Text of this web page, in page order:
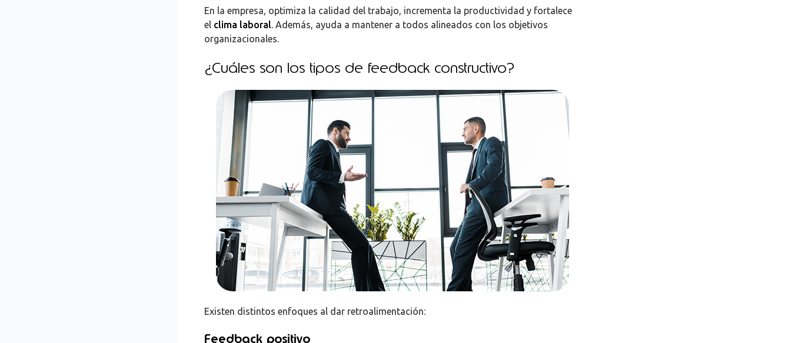
En la empresa, optimiza la calidad del trabajo, incrementa la productividad y fortalece
el clima laboral. Además, ayuda a mantener a todos alineados con los objetivos
organizacionales.
¿Cuáles son los tipos de feedback constructivo?
Existen distintos enfoques al dar retroalimentación:
Feedback positivo